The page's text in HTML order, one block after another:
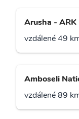
Arusha - ARK
vzdálené 49
Amboseli
vzdálené 89